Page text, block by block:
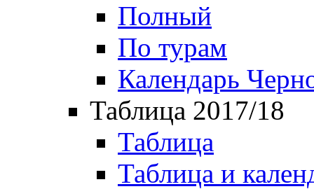
Полный
По турам
Календарь
Таблица 2017/18
Таблица
Таблица и